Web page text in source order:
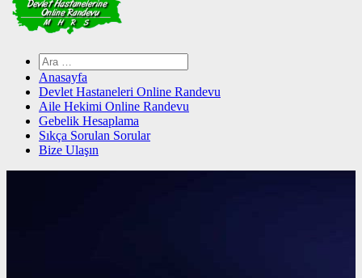
Arama:
Anasayfa
Devlet Hastaneleri Online Randevu
Aile Hekimi Online Randevu
Gebelik Hesaplama
Sıkça Sorulan Sorular
Bize Ulaşın